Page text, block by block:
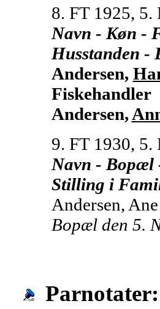
8. FT 1925,
Navn - Køn -
Husstanden -
Andersen,
Fiskehandler
Andersen,
9. FT 1930,
Navn - Bopæl
Stilling i
Andersen,
Bopæl den 5.
Parnotater: